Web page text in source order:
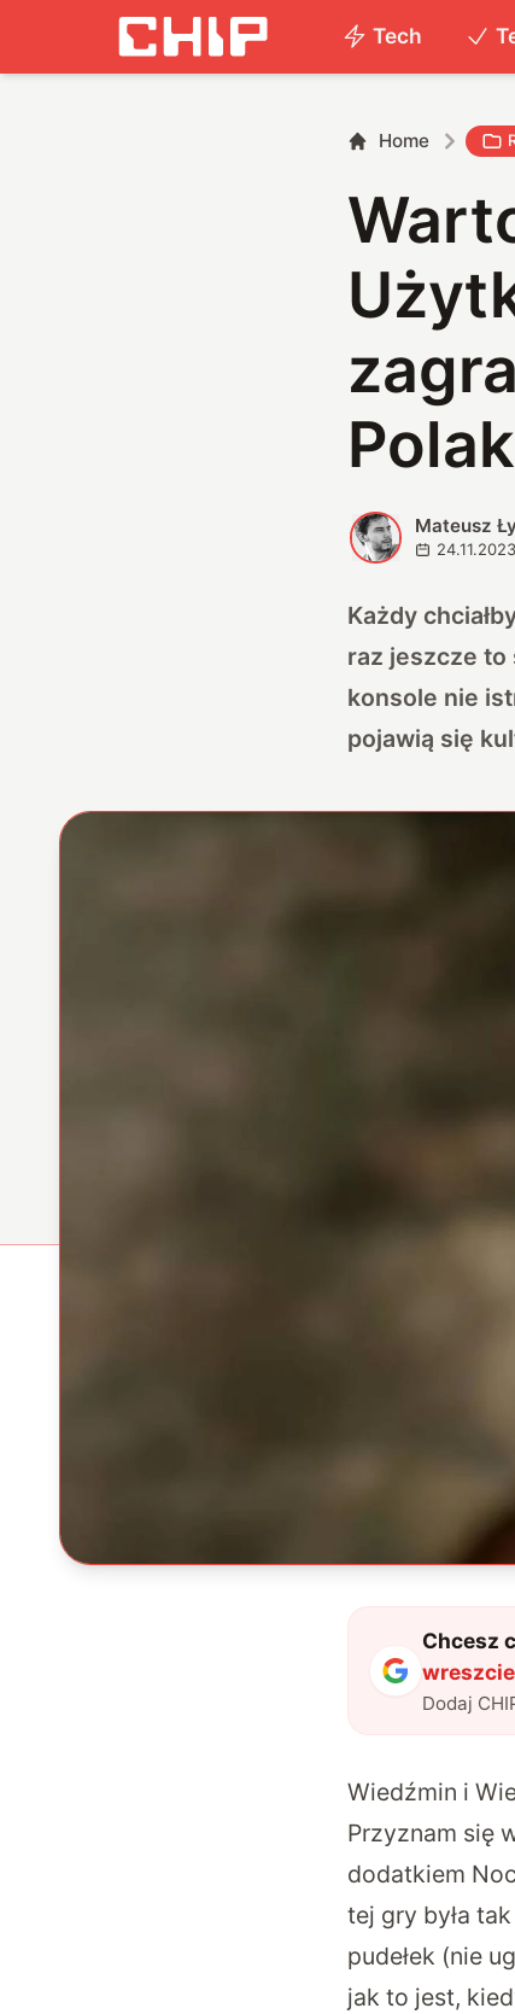
Tech
Home
M Mateusz
24.11.2023
Każdy
raz jeszcze to
konsole nie
pojawią się
Chcesz
Dodaj
Wiedźmin i
Przyznam się
dodatkiem
tej gry była
pudełek (nie
jak to jest,